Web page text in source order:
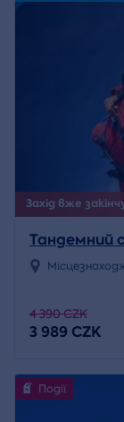
Захід вже
Тандемний
4 390 CZK
3 989 CZK
Події